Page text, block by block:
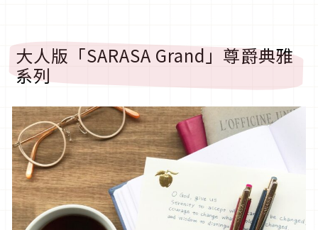
大人版「SARASA Grand」尊爵典雅
系列